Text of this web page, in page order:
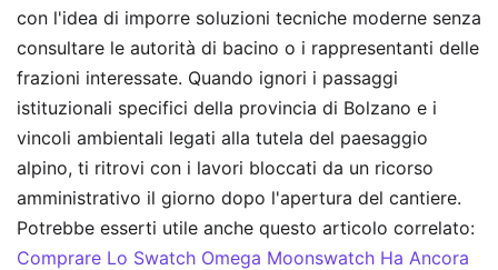
con l'idea di imporre soluzioni tecniche moderne senza
consultare le autorità di bacino o i rappresentanti delle
frazioni interessate. Quando ignori i passaggi
istituzionali specifici della provincia di Bolzano e i
vincoli ambientali legati alla tutela del paesaggio
alpino, ti ritrovi con i lavori bloccati da un ricorso
amministrativo il giorno dopo l'apertura del cantiere.
Potrebbe esserti utile anche questo articolo correlato:
Comprare Lo Swatch Omega Moonswatch Ha Ancora